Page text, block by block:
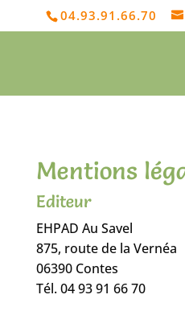
04.93.91.66.70
Mentions
Editeur
EHPAD Au Savel
875, route de la Vernéa
06390 Contes
Tél. 04 93 91 66 70